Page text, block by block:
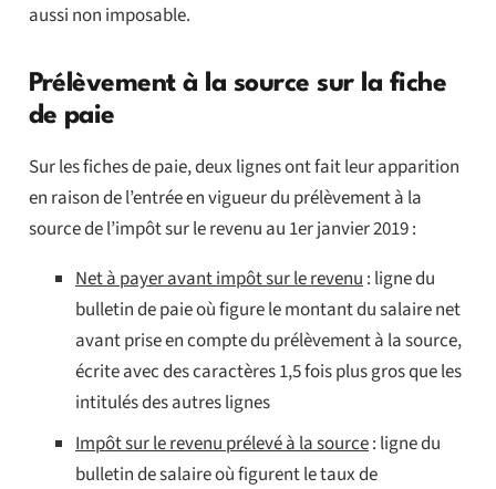
aussi non imposable.
Prélèvement à la source sur la fiche
de paie
Sur les fiches de paie, deux lignes ont fait leur apparition
en raison de l’entrée en vigueur du prélèvement à la
source de l’impôt sur le revenu au 1er janvier 2019 :
Net à payer avant impôt sur le revenu: ligne du
bulletin de paie où figure le montant du salaire net
avant prise en compte du prélèvement à la source,
écrite avec des caractères 1,5 fois plus gros que les
intitulés des autres lignes
Impôt sur le revenu prélevé à la source: ligne du
bulletin de salaire où figurent le taux de